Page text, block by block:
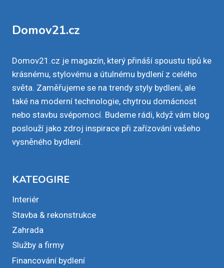
ADEKVÁTNÍ
Domov21.cz
Domov21.cz je magazín, který přináší spoustu tipů ke
krásnému, stylovému a útulnému bydlení z celého
světa. Zaměřujeme se na trendy styly bydlení, ale
také na moderní technologie, chytrou domácnost
nebo stavbu svépomocí. Budeme rádi, když vám blog
poslouží jako zdroj inspirace při zařízování vašeho
vysněného bydlení.
KATEOGIRE
Interiér
Stavba & rekonstrukce
Zahrada
Služby a firmy
Financování bydlení